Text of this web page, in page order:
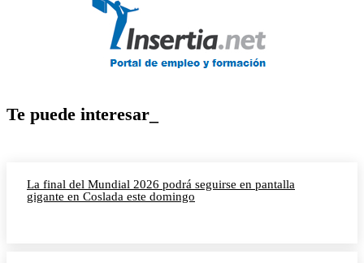
Te puede interesar_
La final del Mundial 2026 podrá seguirse en pantalla
gigante en Coslada este domingo